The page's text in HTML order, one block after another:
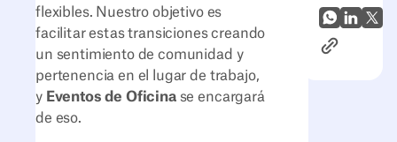
WhatsApp
X
Enlace al
flexibles. Nuestro objetivo es
facilitar estas transiciones creando
un sentimiento de comunidad y
pertenencia en el lugar de trabajo,
y Eventos de Oficinase encargará
de eso.